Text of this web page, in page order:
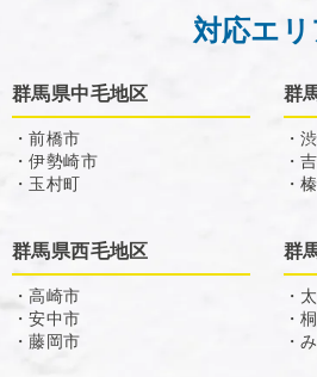
対応エリ
群馬県中毛地区
・前橋市
・伊勢崎市
・玉村町
群
・
・
・
群馬県西毛地区
・高崎市
・安中市
・藤岡市
群
・
・
・